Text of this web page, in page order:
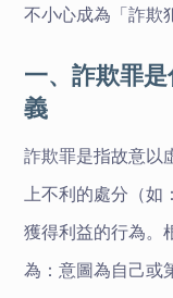
不小心成為「詐欺
一、詐欺罪
義
詐欺罪是指故意以
上不利的處分（
獲得利益的行為。
為：意圖為自己或